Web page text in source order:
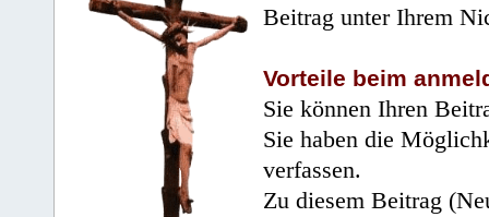
Beitrag unter Ihrem
Vorteile beim
Sie können Ihren
Sie haben die
verfassen.
Zu diesem Beitrag